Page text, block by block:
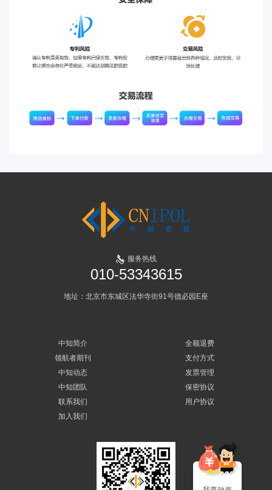
服务热线
010-53343615
地址：北京市东城区法华寺街91号德必园E座
中知简介
领航者期刊
中知动态
中知团队
联系我们
加入我们
全额退费
支付方式
发票管理
保密协议
用户协议